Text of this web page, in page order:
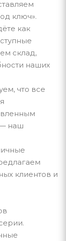
ключ».
как
склад,
наших
что все
наш
клиентов и